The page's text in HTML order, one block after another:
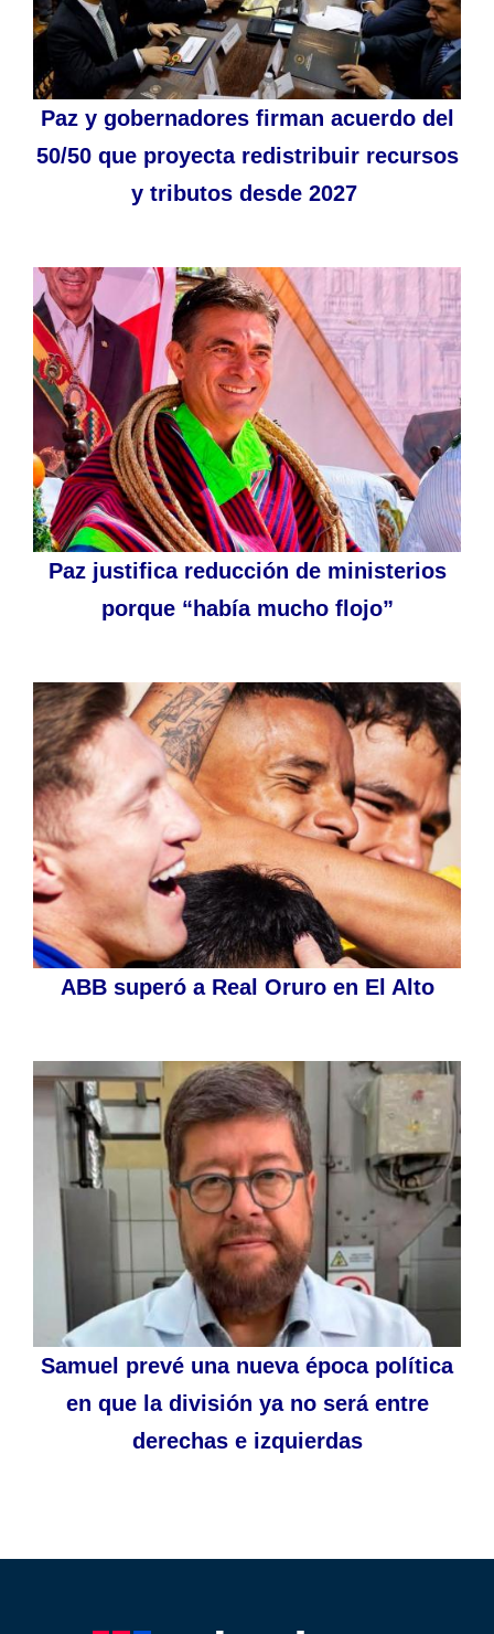
Paz y gobernadores firman acuerdo del
50/50 que proyecta redistribuir recursos
y tributos desde 2027
Paz justifica reducción de ministerios
porque “había mucho flojo”
ABB superó a Real Oruro en El Alto
Samuel prevé una nueva época política
en que la división ya no será entre
derechas e izquierdas